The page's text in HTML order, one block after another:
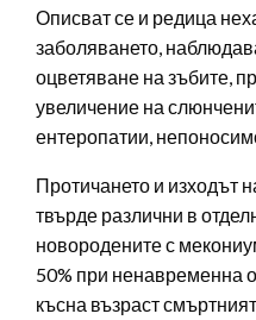
Описват се и редица
заболяването,
оцветяване на зъбите,
увеличение на
ентеропатии,
Протичането и изходът
твърде различни в
новородените с
50% при ненавременна
късна възраст